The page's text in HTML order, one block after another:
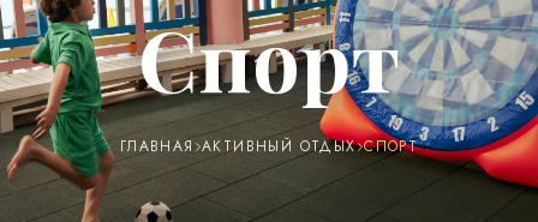
Спорт
ГЛАВНАЯ АКТИВНЫЙ ОТДЫХ СПОРТ